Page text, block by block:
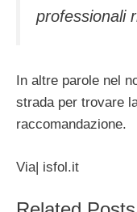
professionali
In altre parole nel
strada per trovare
raccomandazione.
Via| isfol.it